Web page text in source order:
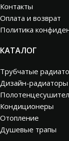
Контакты
Оплата и возврат
Политика
КАТАЛОГ
Трубчатые
Дизайн-радиаторы
Кондиционеры
Отопление
Душевые трапы